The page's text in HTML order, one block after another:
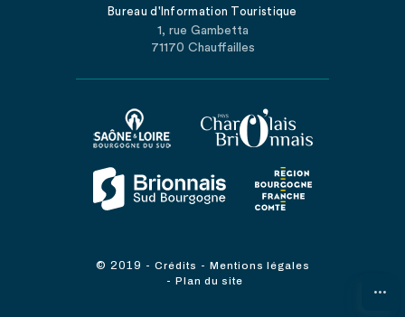
...
Bureau d'Information Touristique
1, rue Gambetta
71170 Chauffailles
© 2019 - Crédits - Mentions légales
- Plan du site